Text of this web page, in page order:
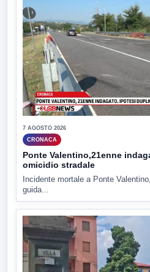
7 AGOSTO 2026
CRONACA
Ponte Valentino,21enne
omicidio stradale
Incidente mortale a Ponte
guida...